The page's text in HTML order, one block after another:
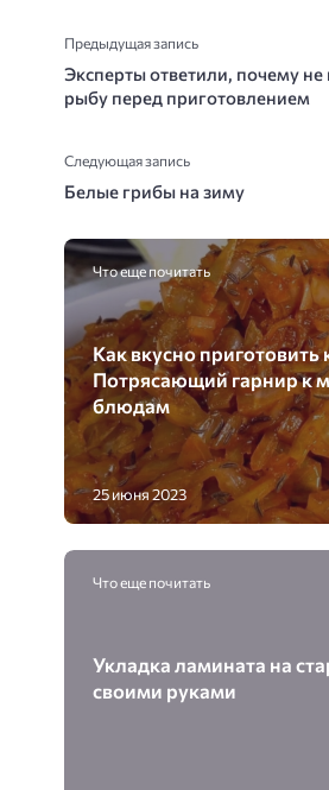
Предыдущая запись
Эксперты ответили, почему
рыбу перед приготовлением
Следующая запись
Белые грибы на зиму
Что еще почитать
Как вкусно приготовить
Потрясающий гарнир к
блюдам
25 июня 2023
Что еще почитать
Укладка ламината на
своими руками